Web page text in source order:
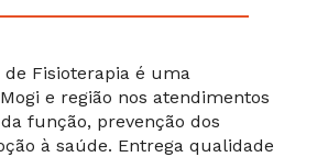
Fisioterapia é uma
e região nos atendimentos
função, prevenção dos
à saúde. Entrega qualidade